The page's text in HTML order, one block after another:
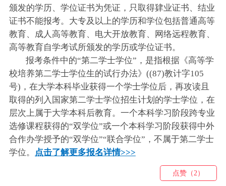
颁发的学历、学位证书为凭证，只取得肄业证书、结业
证书不能报考。大专及以上的学历和学位包括普通高等
教育、成人高等教育、电大开放教育、网络远程教育、
高等教育自学考试所颁发的学历或学位证书。
报考条件中的“第二学士学位”，是指根据《高等学
校培养第二学士学位生的试行办法》((87)教计字105
号)，在大学本科毕业获得一个学士学位后，再攻读且
取得的列入国家第二学士学位招生计划的学士学位，在
层次上属于大学本科后教育。一个本科学习阶段跨专业
选修课程获得的“双学位”或一个本科学习阶段获得中外
合作办学授予的“双学位”“联合学位”，不属于第二学士
学位。
点击了解更多报名详情>>>
点赞（2）